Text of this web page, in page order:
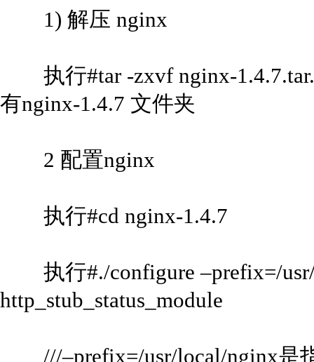
1) 解压 nginx
执行#tar -zxvf nginx-
有nginx-1.4.7 文件夹
2 配置nginx
执行#cd nginx-1.4.7
执行#./configure –prefix=/
http_stub_status_module
///–prefix=/usr/local/nginx是